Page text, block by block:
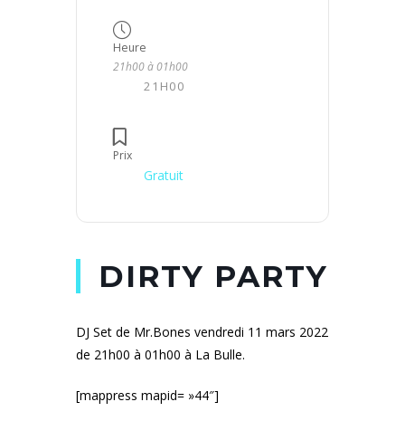
Heure
21h00 à 01h00
21H00
Prix
Gratuit
DIRTY PARTY
DJ Set de Mr.Bones vendredi 11 mars 2022
de 21h00 à 01h00 à La Bulle.
[mappress mapid= »44″]